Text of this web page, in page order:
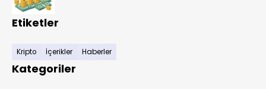
Etiketler
Kripto İçerikler Haberler
Kategoriler